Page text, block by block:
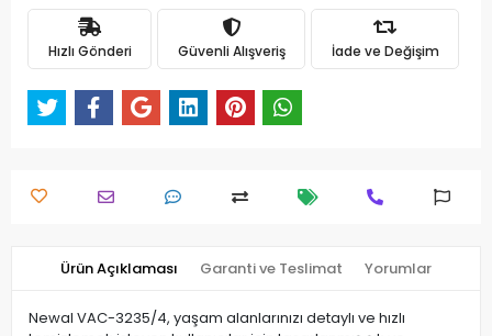
Hızlı Gönderi Güvenli Alışveriş İade ve Değişim
Ürün Açıklaması Garanti ve Teslimat Yorumlar
Newal VAC-3235/4, yaşam alanlarınızı detaylı ve hızlı